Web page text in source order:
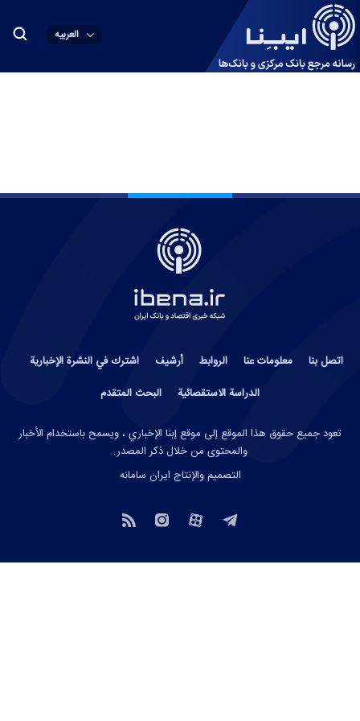
العربیه
اتصل بنا معلومات عنا الروابط أرشيف
اشترك في النشرة الإخبارية
الدراسة الاستقصائية
البحث المتقدم
تعود جميع حقوق هذا الموقع إلى موقع إبنا الإخباري ، ويسمح باستخدام الأخبار
والمحتوى من خلال ذكر المصدر.
التصميم والإنتاج ایران سامانه